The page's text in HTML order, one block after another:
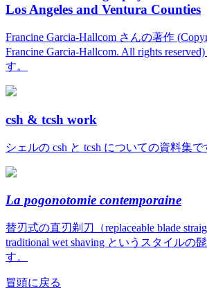
Los Angeles and Ventura Counties
Francine Garcia-Hallcom さんの著作
Francine Garcia-Hallcom. All rights
す。
csh & tcsh work
シェルの csh と tcsh についての資料集で
La pogonotomie contemporaine
替刃式の直刃剃刀（replaceable blade
traditional wet shaving というスタイルの
す。
冒頭に戻る